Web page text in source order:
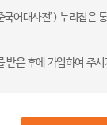
어대사전’) 누리집
은 후에 가입하여 주